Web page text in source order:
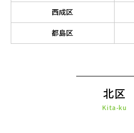
西成区
都島区
北区
Kita-ku